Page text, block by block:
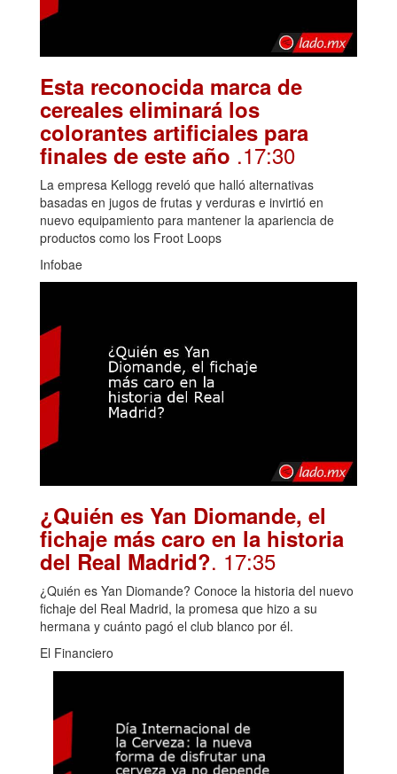
Esta reconocida marca de
cereales eliminará los
colorantes artificiales para
finales de este año .17:30
La empresa Kellogg reveló que halló alternativas
basadas en jugos de frutas y verduras e invirtió en
nuevo equipamiento para mantener la apariencia de
productos como los Froot Loops
Infobae
¿Quién es Yan Diomande, el
fichaje más caro en la historia
del Real Madrid?. 17:35
¿Quién es Yan Diomande? Conoce la historia del nuevo
fichaje del Real Madrid, la promesa que hizo a su
hermana y cuánto pagó el club blanco por él.
El Financiero